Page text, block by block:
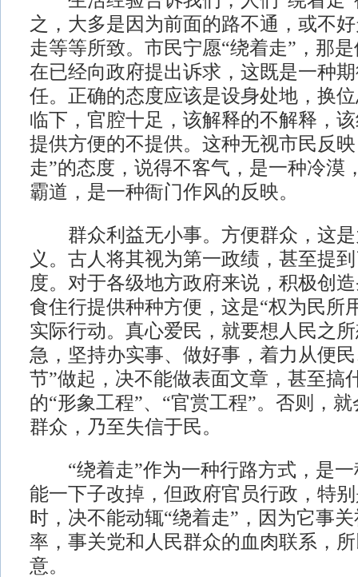
之，大多是因为前面的路不通，或不
走等等所致。市民宁愿“绕着走”，那
在已经向政府提出诉求，这既是一种
任。正确的态度应该是设身处地，换
临下，官腔十足，该解释的不解释，
提供方便的不提供。这种无视市民反
走”的态度，说得不客气，是一种冷漠
霸道，是一种衙门作风的反映。
群众利益无小事。方便群众，这是
义。古人将其视为第一政绩，甚至提
度。对于各级地方政府来说，积极创
食住行提供种种方便，这是“权为民所
实际行动。真心爱民，就要想人民之
急，坚持办实事、做好事，着力从便
节”做起，决不能做表面文章，甚至搞
的“形象工程”、“官赏工程”。否则，
群众，乃至失信于民。
“绕着走”作为一种行路方式，是一
能一下子改掉，但政府官员行政，特
时，决不能动辄“绕着走”，因为它事
率，事关党和人民群众的血肉联系，
意。